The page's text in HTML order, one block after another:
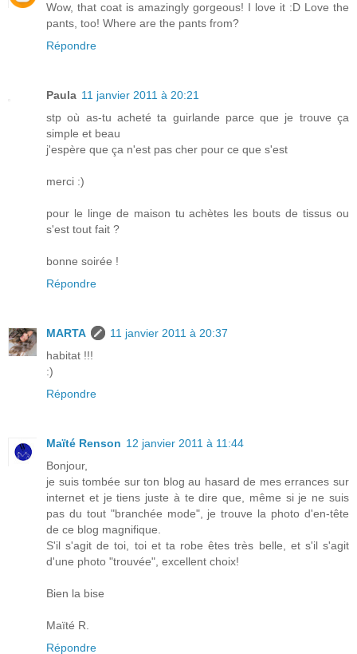
Wow, that coat is amazingly gorgeous! I love it :D Love the
pants, too! Where are the pants from?
Répondre
Paula 11 janvier 2011 à 20:21
stp où as-tu acheté ta guirlande parce que je trouve ça
simple et beau
j'espère que ça n'est pas cher pour ce que s'est
merci :)
pour le linge de maison tu achètes les bouts de tissus ou
s'est tout fait ?
bonne soirée !
Répondre
MARTA
11 janvier 2011 à 20:37
habitat !!!
:)
Répondre
Maïté Renson 12 janvier 2011 à 11:44
Bonjour,
je suis tombée sur ton blog au hasard de mes errances sur
internet et je tiens juste à te dire que, même si je ne suis
pas du tout "branchée mode", je trouve la photo d'en-tête
de ce blog magnifique.
S'il s'agit de toi, toi et ta robe êtes très belle, et s'il s'agit
d'une photo "trouvée", excellent choix!
Bien la bise
Maïté R.
Répondre